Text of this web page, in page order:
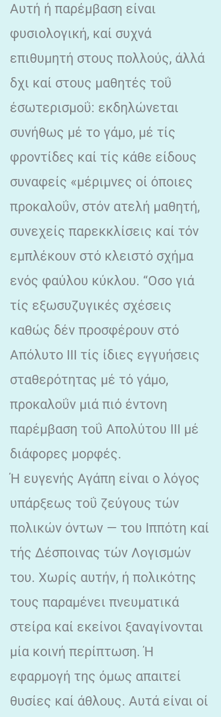
Αυτή ή παρέμβαση είναι
φυσιολογική, καί συχνά
επιθυμητή στους πολλούς, άλλά
δχι καί στους μαθητές τοΰ
έσωτερισμοΰ: εκδηλώνεται
συνήθως μέ το γάμο, μέ τίς
φροντίδες καί τίς κάθε είδους
συναφείς «μέριμνες οί όποιες
προκαλοΰν, στόν ατελή μαθητή,
συνεχείς παρεκκλίσεις καί τόν
εμπλέκουν στό κλειστό σχήμα
ενός φαύλου κύκλου. “Οσο γιά
τίς εξωσυζυγικές σχέσεις
καθώς δέν προσφέρουν στό
Απόλυτο III τίς ίδιες εγγυήσεις
σταθερότητας μέ τό γάμο,
προκαλοΰν μιά πιό έντονη
παρέμβαση τοΰ Απολύτου III μέ
διάφορες μορφές.
Ή ευγενής Αγάπη είναι ο λόγος
υπάρξεως τοΰ ζεύγους τών
πολικών όντων — του Ιππότη καί
τής Δέσποινας τών Λογισμών
του. Χωρίς αυτήν, ή πολικότης
τους παραμένει πνευματικά
στείρα καί εκείνοι ξαναγίνονται
μία κοινή περίπτωση. Ή
εφαρμογή της όμως απαιτεί
θυσίες καί άθλους. Αυτά είναι οί